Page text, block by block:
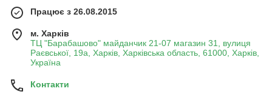
Працює з 26.08.2015
м. Харків
ТЦ "Барабашово" майданчик 21-07 магазин 31, вулиця
Раєвської, 19а, Харків, Харківська область, 61000, Харків,
Україна
Контакти